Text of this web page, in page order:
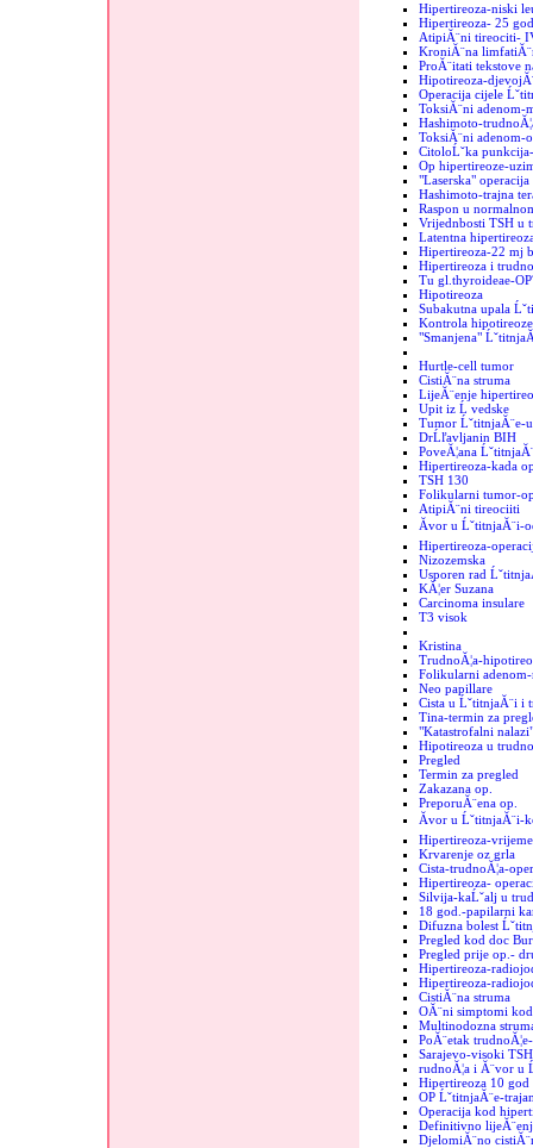
Hipertireoza-niski
Hipertireoza- 25 god
AtipiĂ¨ni tireociti-
KroniĂ¨na
ProĂ¨itati tekstove
Hipotireoza-
Operacija cijele
ToksiĂ¨ni adenom-
Hashimoto-
ToksiĂ¨ni adenom-
CitoloĹˇka
Op hipertireoze-
"Laserska" operacija
Hashimoto-trajna
Raspon u
Vrijednbosti TSH u
Latentna
Hipertireoza-22 mj
Hipertireoza i
Tu gl.thyroideae-
Hipotireoza
Subakutna upala
Kontrola hipotireoze
"Smanjena"
Hurtle-cell tumor
CistiĂ¨na struma
LijeĂ¨enje
Upit iz Ĺ vedske
Tumor ĹˇtitnjaĂ¨e-
DrĹľavljanin BIH
PoveĂ¦ana
Hipertireoza-kada
TSH 130
Folikularni tumor-
AtipiĂ¨ni tireociiti
Ăvor u ĹˇtitnjaĂ¨i-
Hipertireoza-
Nizozemska
Usporen rad
KĂ¦er Suzana
Carcinoma insulare
T3 visok
Kristina
TrudnoĂ¦a-
Folikularni adenom-
Neo papillare
Cista u ĹˇtitnjaĂ¨i i
Tina-termin za
"Katastrofalni
Hipotireoza u
Pregled
Termin za pregled
Zakazana op.
PreporuĂ¨ena op.
Ăvor u ĹˇtitnjaĂ¨i-
Hipertireoza-
Krvarenje oz grla
Cista-trudnoĂ¦a-
Hipertireoza-
Silvija-kaĹˇalj u
18 god.-papilarni
Difuzna bolest
Pregled kod doc
Pregled prije op.-
Hipertireoza-
Hipertireoza-
CistiĂ¨na struma
OĂ¨ni simptomi
Multinodozna
PoĂ¨etak
Sarajevo-visoki TSH
rudnoĂ¦a i Ă¨vor u
Hipertireoza 10 god
OP ĹˇtitnjaĂ¨e-
Operacija kod
Definitivno
DjelomiĂ¨no